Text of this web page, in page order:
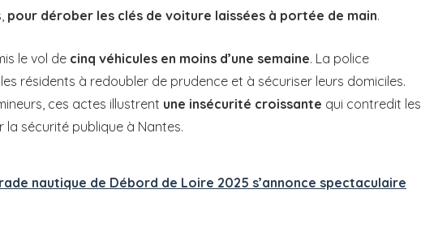
pour dérober les clés de voiture laissées à portée de main.
le vol de cinq véhicules en moins d’une semaine. La police
résidents à redoubler de prudence et à sécuriser leurs domiciles.
ces actes illustrent une insécurité croissante qui contredit les
sécurité publique à Nantes.
nautique de Débord de Loire 2025 s’annonce spectaculaire